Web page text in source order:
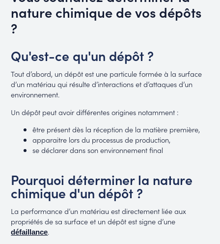
nature chimique de vos dépôts
?
Qu'est-ce qu'un dépôt ?
Tout d’abord, un dépôt est une particule formée à la surface
d’un matériau qui résulte d’interactions et d’attaques d’un
environnement.
Un dépôt peut avoir différentes origines notamment :
être présent dès la réception de la matière première,
apparaitre lors du processus de production,
se déclarer dans son environnement final
Pourquoi déterminer la nature
chimique d'un dépôt ?
La performance d’un matériau est directement liée aux
propriétés de sa surface et un dépôt est signe d’une
défaillance.